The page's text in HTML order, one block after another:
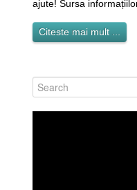
ajute! Sursa
Citeste mai mult ...